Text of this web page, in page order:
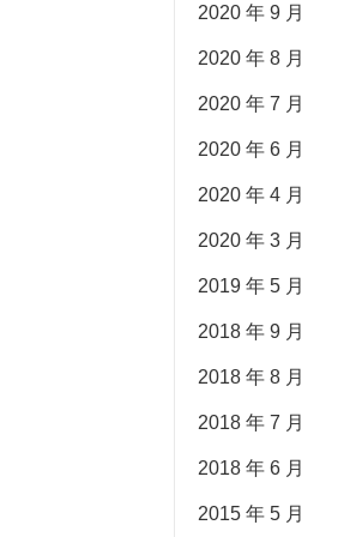
2020 年 9 月
2020 年 8 月
2020 年 7 月
2020 年 6 月
2020 年 4 月
2020 年 3 月
2019 年 5 月
2018 年 9 月
2018 年 8 月
2018 年 7 月
2018 年 6 月
2015 年 5 月